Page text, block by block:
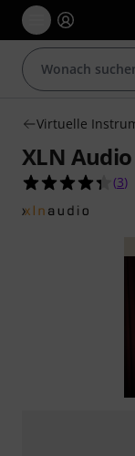
Virtuelle
XLN
4.3
(3)